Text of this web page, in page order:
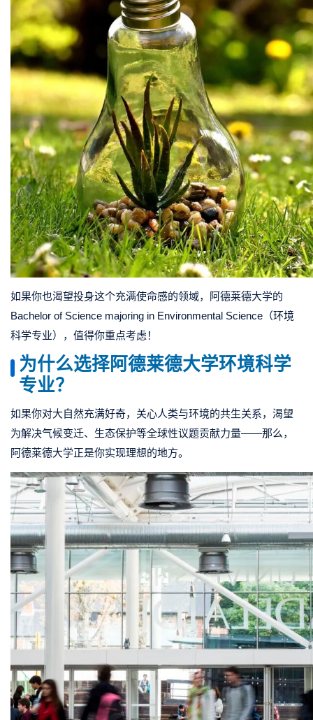
如果你也渴望投身这个充满使命感的领域， 阿德莱德大学的
Bachelor of Science majoring in Environmental Science （环境
科学专业），值得你重点考虑！
为什么选择阿德莱德大学环境科学
专业？
如果你对大自然充满好奇，关心人类与环境的共生关系，渴望
为解决气候变迁、生态保护等全球性议题贡献力量——那么，
阿德莱德大学正是你实现理想的地方。